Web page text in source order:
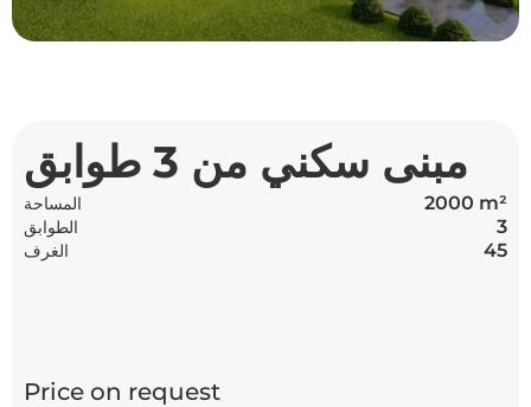
مبنى سكني من 3 طوابق
المساحة 2000 m²
الطوابق 3
الغرف 45
Price on request